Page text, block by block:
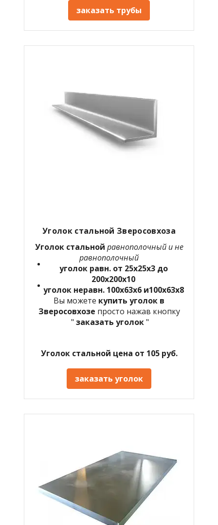
заказать трубы
Уголок стальной Зверосовхоза
Уголок стальной равнополочный и не
равнополочный
уголок равн. от 25х25х3 до
200х200х10
уголок неравн. 100х63х6 и100х63х8
Вы можете купить уголок в
Зверосовхозе просто нажав кнопку
" заказать уголок"
Уголок стальной цена от 105 руб.
заказать уголок